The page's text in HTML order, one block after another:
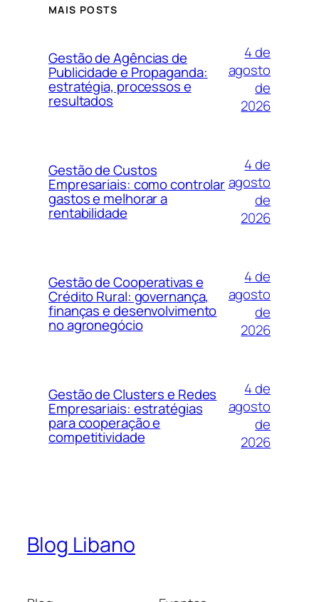
MAIS POSTS
Gestão de Agências de
Publicidade e Propaganda:
estratégia, processos e
resultados
4 de
agosto
de
2026
Gestão de Custos
Empresariais: como controlar
gastos e melhorar a
rentabilidade
4 de
agosto
de
2026
Gestão de Cooperativas e
Crédito Rural: governança,
finanças e desenvolvimento
no agronegócio
4 de
agosto
de
2026
Gestão de Clusters e Redes
Empresariais: estratégias
para cooperação e
competitividade
4 de
agosto
de
2026
Blog Libano